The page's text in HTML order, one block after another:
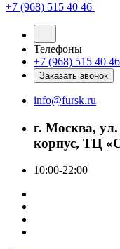
+7 (968) 515 40 46
Телефоны
+7 (968) 515 40 46
Заказать звонок
info@fursk.ru
г. Москва,
корпус, ТЦ
10:00-22:00